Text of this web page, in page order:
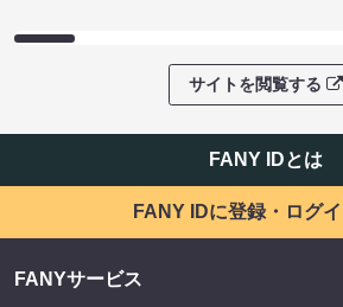
サイトを閲覧する
FANY IDとは
FANY IDに登録・ログ
FANYサービス